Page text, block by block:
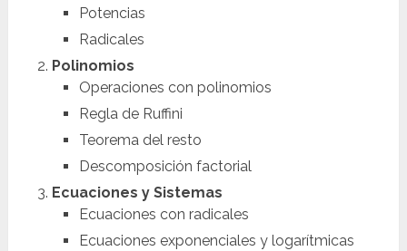
Potencias
Radicales
Polinomios
Operaciones con polinomios
Regla de Ruffini
Teorema del resto
Descomposición factorial
Ecuaciones y Sistemas
Ecuaciones con radicales
Ecuaciones exponenciales y logarítmicas